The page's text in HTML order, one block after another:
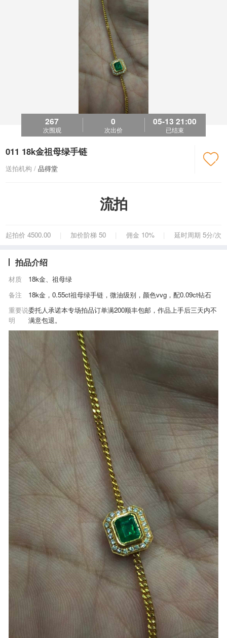
267
次围观
0
次出价
05-13 21:00
已结束
011 18k金祖母绿手链
送拍机构 /品得堂

流拍
起拍价 4500.00 加价阶梯 50 佣金 10% 延时周期 5分/次
拍品介绍
材质
18k金、祖母绿
备注
18k金，0.55ct祖母绿手链，微油级别，颜色vvg，配0.09ct钻石
重要说
明
委托人承诺本专场拍品订单满200顺丰包邮，作品上手后三天内不
满意包退。